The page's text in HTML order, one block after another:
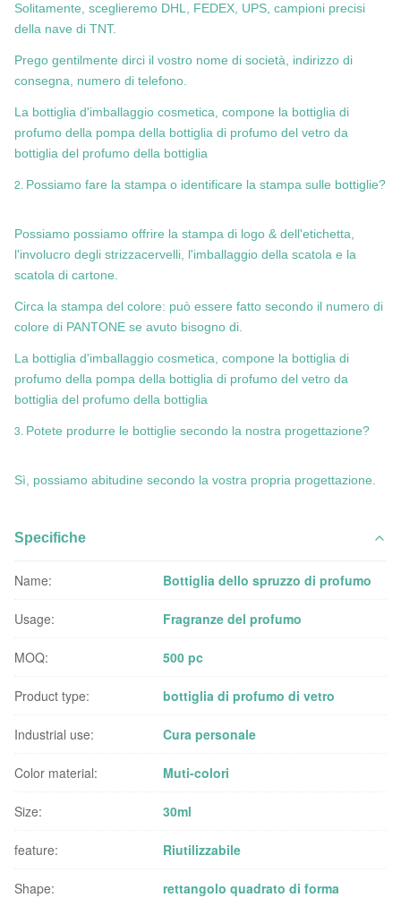
Solitamente, sceglieremo DHL, FEDEX, UPS, campioni precisi
della nave di TNT.
Prego gentilmente dirci il vostro nome di società, indirizzo di
consegna, numero di telefono.
La bottiglia d'imballaggio cosmetica, compone la bottiglia di
profumo della pompa della bottiglia di profumo del vetro da
bottiglia del profumo della bottiglia
2. Possiamo fare la stampa o identificare la stampa sulle bottiglie?
Possiamo possiamo offrire la stampa di logo & dell'etichetta,
l'involucro degli strizzacervelli, l'imballaggio della scatola e la
scatola di cartone.
Circa la stampa del colore: può essere fatto secondo il numero di
colore di PANTONE se avuto bisogno di.
La bottiglia d'imballaggio cosmetica, compone la bottiglia di
profumo della pompa della bottiglia di profumo del vetro da
bottiglia del profumo della bottiglia
3. Potete produrre le bottiglie secondo la nostra progettazione?
Sì, possiamo abitudine secondo la vostra propria progettazione.
Specifiche
Name: Bottiglia dello spruzzo di profumo
Usage: Fragranze del profumo
MOQ: 500 pc
Product type: bottiglia di profumo di vetro
Industrial use: Cura personale
Color material: Muti-colori
Size: 30ml
feature: Riutilizzabile
Shape: rettangolo quadrato di forma